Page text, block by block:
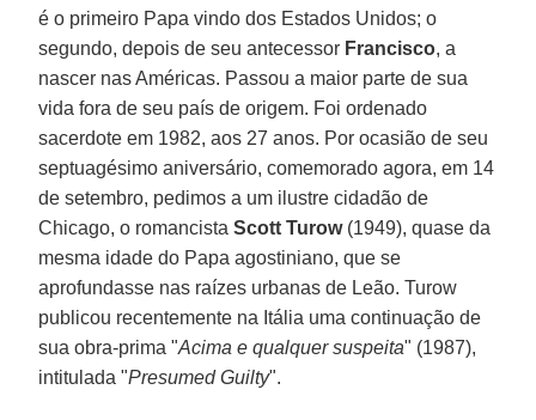
é o primeiro Papa vindo dos Estados Unidos; o
segundo, depois de seu antecessor Francisco, a
nascer nas Américas. Passou a maior parte de sua
vida fora de seu país de origem. Foi ordenado
sacerdote em 1982, aos 27 anos. Por ocasião de seu
septuagésimo aniversário, comemorado agora, em 14
de setembro, pedimos a um ilustre cidadão de
Chicago, o romancistaScott Turow(1949), quase da
mesma idade do Papa agostiniano, que se
aprofundasse nas raízes urbanas de Leão. Turow
publicou recentemente na Itália uma continuação de
sua obra-prima "Acima e qualquer suspeita" (1987),
intitulada "Presumed Guilty".